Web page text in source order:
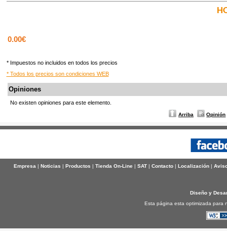
0.00€
* Impuestos no incluidos en todos los precios
* Todos los precios son condiciones WEB
Opiniones
No existen opiniones para este elemento.
Arriba Opinión
Empresa| Noticias | Productos | Tienda On-Line | SAT| Contacto| Localización|
Diseño y
Esta página esta optimizada para